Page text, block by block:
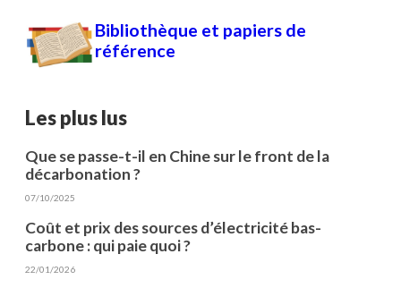
Bibliothèque et papiers de
référence
Les plus lus
Que se passe-t-il en Chine sur le front de la
décarbonation ?
07/10/2025
Coût et prix des sources d’électricité bas-
carbone : qui paie quoi ?
22/01/2026